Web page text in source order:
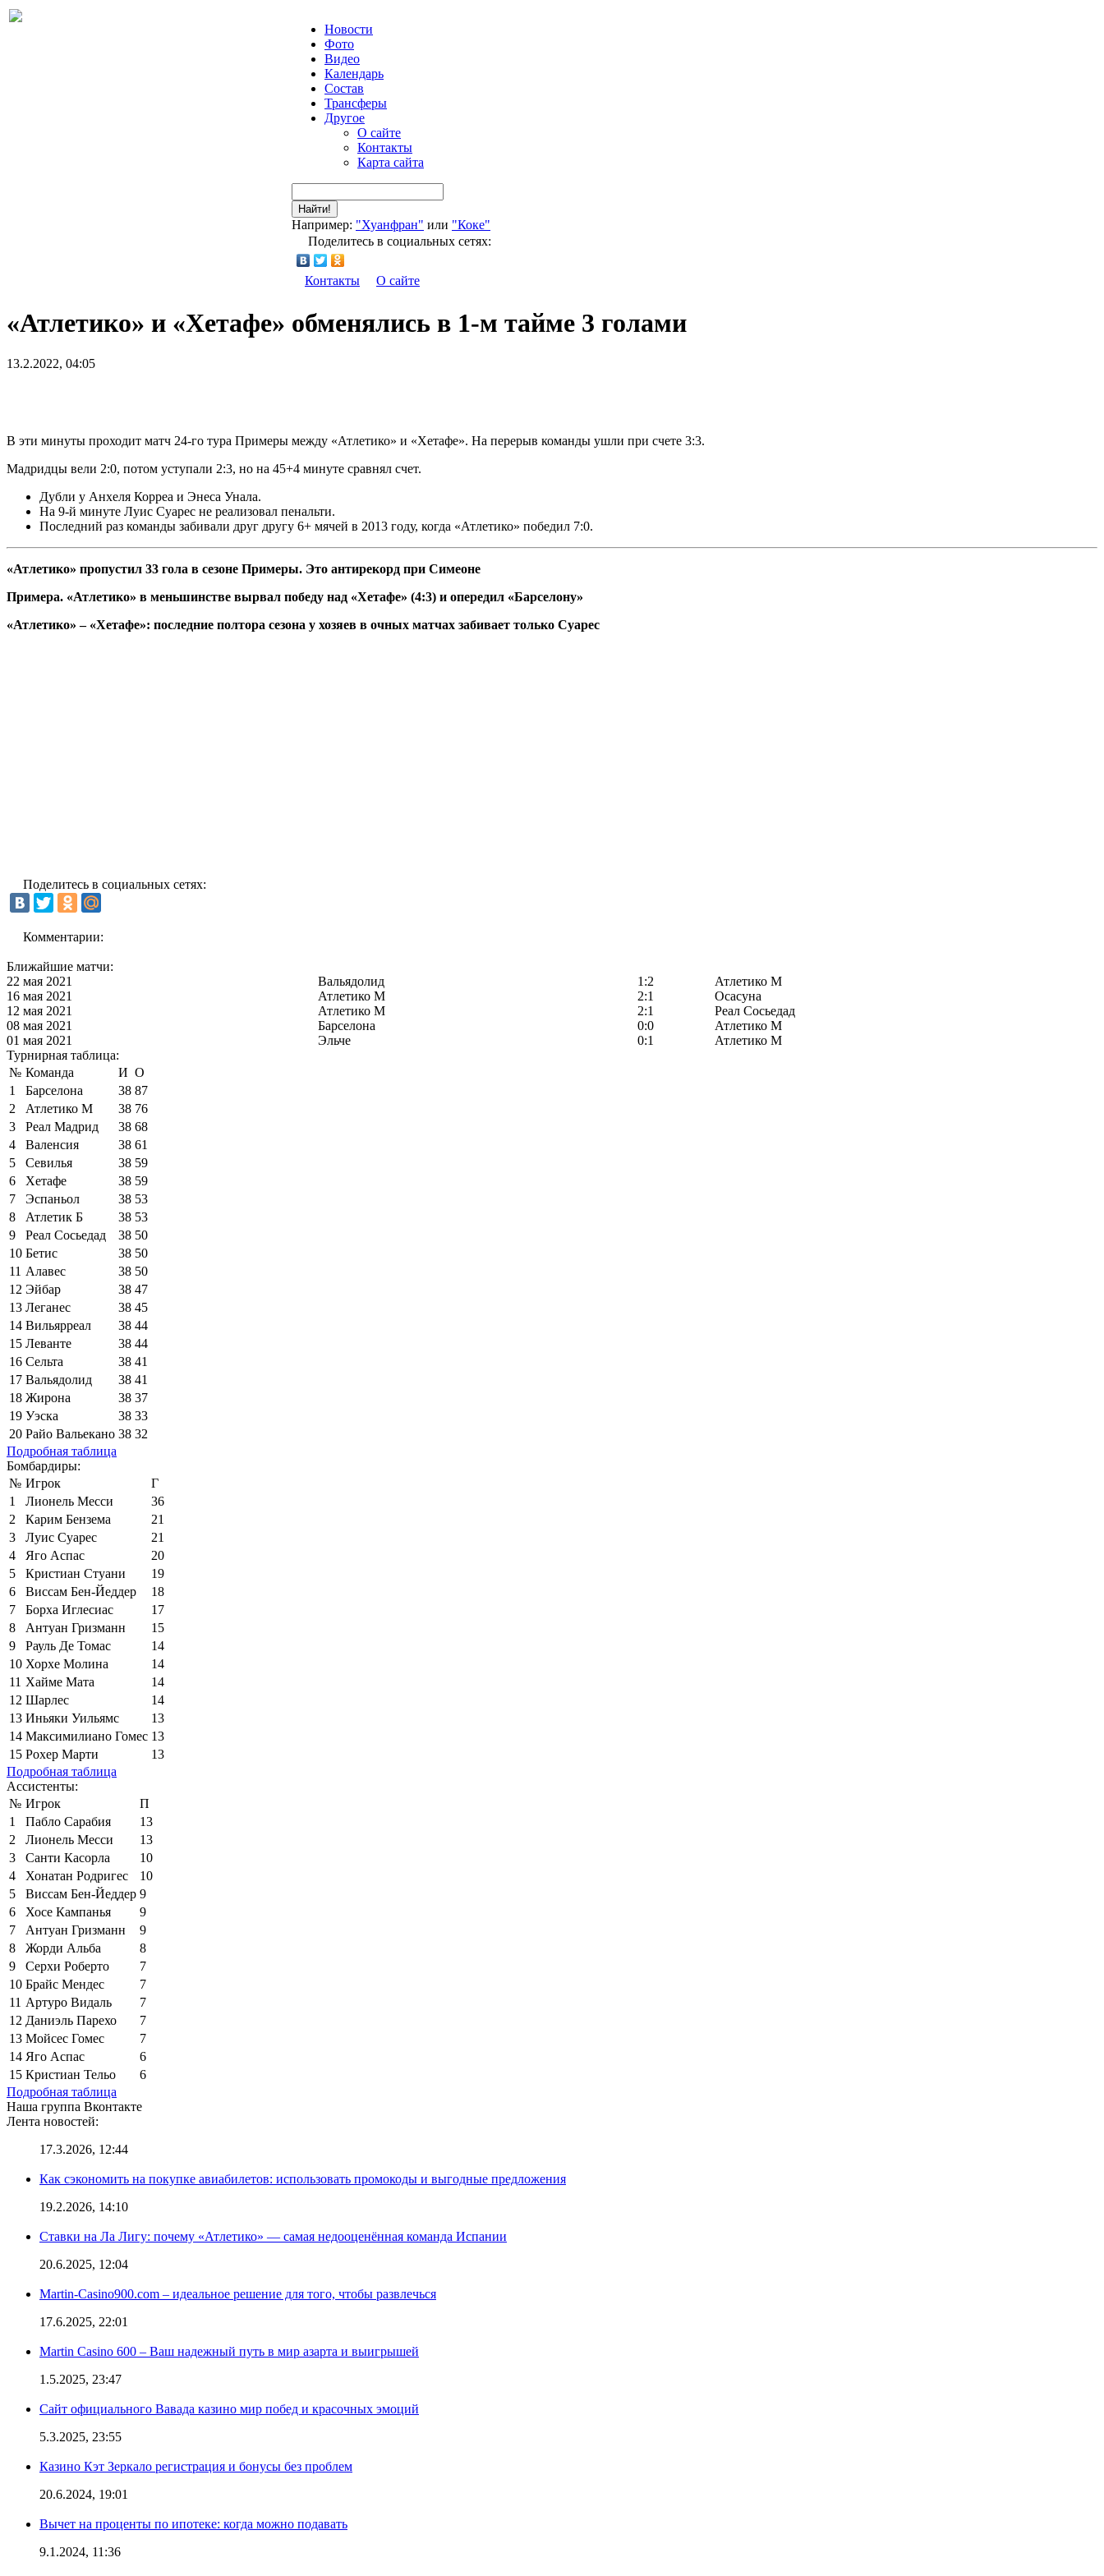
Новости
Фото
Видео
Календарь
Состав
Трансферы
Другое
О сайте
Контакты
Карта сайта
Найти!
Например: "Хуанфран" или "Коке"
Поделитесь в социальных сетях:
Контакты О сайте
«Атлетико» и «Хетафе» обменялись в 1-м тайме 3 голами
13.2.2022, 04:05
В эти минуты проходит матч 24-го тура Примеры между «Атлетико» и «Хетафе». На перерыв команды ушли при счете 3:3.
Мадридцы вели 2:0, потом уступали 2:3, но на 45+4 минуте сравнял счет.
Дубли у Анхеля Корреа и Энеса Унала.
На 9-й минуте Луис Суарес не реализовал пенальти.
Последний раз команды забивали друг другу 6+ мячей в 2013 году, когда «Атлетико» победил 7:0.
«Атлетико» пропустил 33 гола в сезоне Примеры. Это антирекорд при Симеоне
Примера. «Атлетико» в меньшинстве вырвал победу над «Хетафе» (4:3) и опередил «Барселону»
«Атлетико» – «Хетафе»: последние полтора сезона у хозяев в очных матчах забивает только Суарес
Поделитесь в социальных сетях:
Комментарии:
Ближайшие матчи:
22 мая 2021
Вальядолид 1:2
Атлетико М
16 мая 2021
Атлетико М 2:1
Осасуна
12 мая 2021
Атлетико М 2:1
Реал Сосьедад
08 мая 2021
Барселона 0:0
Атлетико М
01 мая 2021
Эльче 0:1
Атлетико М
Турнирная таблица:
№ Команда И О
1
Барселона 38 87
2
Атлетико М 38 76
3
Реал Мадрид 38 68
4
Валенсия 38 61
5
Севилья 38 59
6
Хетафе 38 59
7
Эспаньол 38 53
8
Атлетик Б 38 53
9
Реал Сосьедад 38 50
10 Бетис 38 50
11 Алавес 38 50
12 Эйбар 38 47
13 Леганес 38 45
14 Вильярреал 38 44
15 Леванте 38 44
16 Сельта 38 41
17 Вальядолид 38 41
18 Жирона 38 37
19 Уэска 38 33
20 Райо Вальекано 38 32
Подробная таблица
Бомбардиры:
№ Игрок
Г
1
Лионель Месси
36
2
Карим Бензема
21
3
Луис Суарес
21
4
Яго Аспас
20
5
Кристиан Стуани
19
6
Виссам Бен-Йеддер
18
7
Борха Иглесиас
17
8
Антуан Гризманн
15
9
Рауль Де Томас
14
10 Хорхе Молина
14
11 Хайме Мата
14
12 Шарлес
14
13 Иньяки Уильямс
13
14 Максимилиано Гомес 13
15 Рохер Марти
13
Подробная таблица
Ассистенты:
№ Игрок
П
1
Пабло Сарабия
13
2
Лионель Месси
13
3
Санти Касорла
10
4
Хонатан Родригес
10
5
Виссам Бен-Йеддер 9
6
Хосе Кампанья
9
7
Антуан Гризманн
9
8
Жорди Альба
8
9
Серхи Роберто
7
10 Брайс Мендес
7
11 Артуро Видаль
7
12 Даниэль Парехо
7
13 Мойсес Гомес
7
14 Яго Аспас
6
15 Кристиан Тельо
6
Подробная таблица
Наша группа Вконтакте
Лента новостей:
17.3.2026, 12:44
Как сэкономить на покупке авиабилетов: использовать промокоды и выгодные предложения
19.2.2026, 14:10
Ставки на Ла Лигу: почему «Атлетико» — самая недооценённая команда Испании
20.6.2025, 12:04
Martin-Casino900.com – идеальное решение для того, чтобы развлечься
17.6.2025, 22:01
Martin Casino 600 – Ваш надежный путь в мир азарта и выигрышей
1.5.2025, 23:47
Сайт официального Вавада казино мир побед и красочных эмоций
5.3.2025, 23:55
Казино Кэт Зеркало регистрация и бонусы без проблем
20.6.2024, 19:01
Вычет на проценты по ипотеке: когда можно подавать
9.1.2024, 11:36